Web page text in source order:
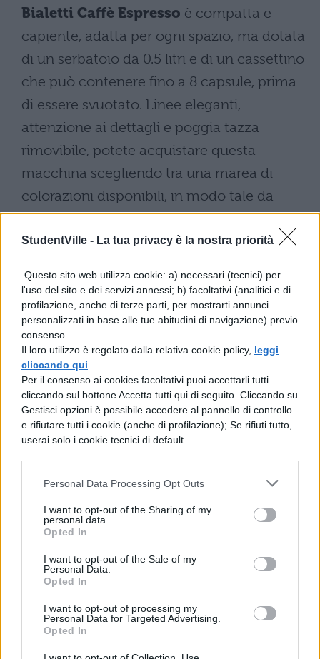
StudentVille - La tua privacy è la nostra priorità
Questo sito web utilizza cookie: a) necessari (tecnici) per
l'uso del sito e dei servizi annessi; b) facoltativi (analitici e di
profilazione, anche di terze parti, per mostrarti annunci
personalizzati in base alle tue abitudini di navigazione) previo
consenso.
Il loro utilizzo è regolato dalla relativa cookie policy, leggi
cliccando qui
Per il consenso ai cookies facoltativi puoi accettarli tutti
cliccando sul bottone Accetta tutti qui di seguito. Cliccando su
Gestisci opzioni è possibile accedere al pannello di controllo
e rifiutare tutti i cookie (anche di profilazione); Se rifiuti tutto,
userai solo i cookie tecnici di default.
Personal Data Processing Opt Outs
I want to opt-out of the Sharing of my
personal data.
Opted In
I want to opt-out of the Sale of my
Personal Data.
Opted In
I want to opt-out of processing my
Personal Data for Targeted Advertising.
Opted In
Bialetti Caffè Espresso è compatta e
capiente, adatta per ogni spazio, ma dotata
di un serbatoio da 0.5 litri e di un cassettino
che può contenere fino a 8 capsule, prima
di essere svuotato. Linee eleganti,
attenzione ai dettagli e poggia tazza
rimovibile, potete acquistare questa
macchina scegliendo tra una marea di
colorazioni disponibili, in modo tale da
poter rispettare l’arredamento nella vostra
cucina. Lei funziona esclusivamente con
[affiliate_generic type=”button”
url=”https://www.amazon.it/Bialetti-
Macchina-Espresso-Alluminio-
Supercompatta/dp/B0943ZSVRP/”
text=”Compralo su Amazon”]
Questa offerta è davvero interessante,
acquistate subito laBialetti Caffè
Espresso a soli 54,90 €
ricordiamo che grazie alla politica resi di
Amazon, avete 30 giorni dalla date